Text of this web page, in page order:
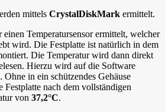
mittels CrystalDiskMark ermittelt.
Temperatursensor ermittelt, welcher
wird. Die Festplatte ist natürlich in dem
Die Temperatur wird dann direkt
Hierzu wird auf die Software
in ein schützendes Gehäuse
Festplatte nach dem vollständigen
von 37,2°C.